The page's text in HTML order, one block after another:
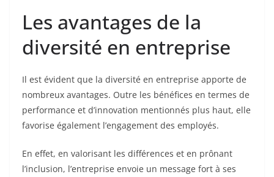
Les avantages de la
diversité en entreprise
Il est évident que la diversité en entreprise apporte de
nombreux avantages. Outre les bénéfices en termes de
performance et d’innovation mentionnés plus haut, elle
favorise également l’engagement des employés.
En effet, en valorisant les différences et en prônant
l’inclusion, l’entreprise envoie un message fort à ses